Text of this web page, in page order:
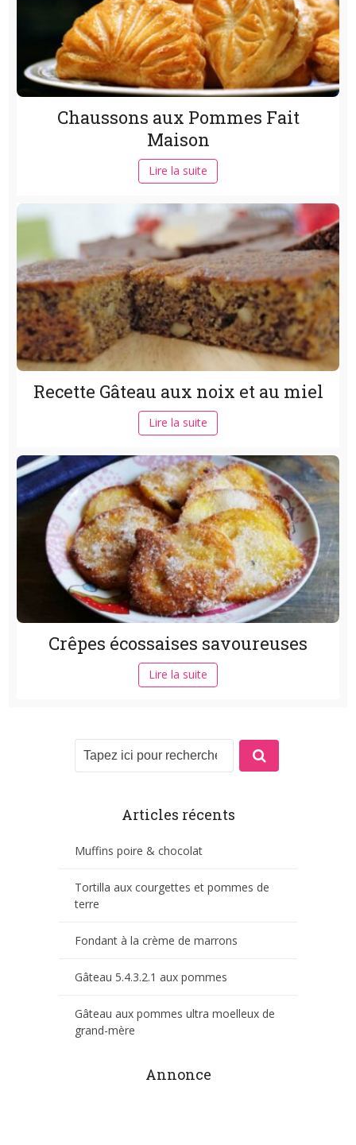
Chaussons aux Pommes Fait
Maison
Lire la suite
Recette Gâteau aux noix et au miel
Lire la suite
Crêpes écossaises savoureuses
Lire la suite
Articles récents
Muffins poire & chocolat
Tortilla aux courgettes et pommes de
terre
Fondant à la crème de marrons
Gâteau 5.4.3.2.1 aux pommes
Gâteau aux pommes ultra moelleux de
grand-mère
Annonce